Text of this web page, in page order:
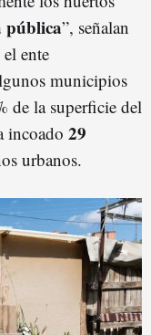
pública”, señalan
ente
municipios
de la superficie del
incoado 29
urbanos.